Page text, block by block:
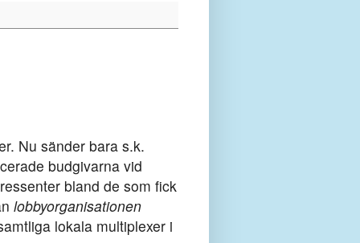
Nu sänder bara s.k.
budgivarna vid
bland de som fick
lobbyorganisationen
lokala multiplexer i